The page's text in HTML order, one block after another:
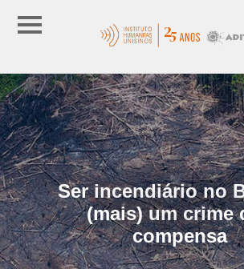
Ser incendiário no
(mais) um crime
compensa